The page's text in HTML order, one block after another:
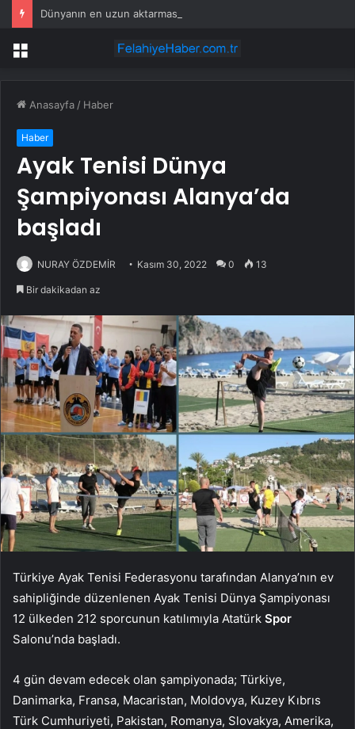
Menü
Anasayfa / Haber
Haber
Ayak Tenisi Dünya
Şampiyonası Alanya’da
başladı
NURAY ÖZDEMİR Kasım 30, 2022 0 13
Bir dakikadan az
Türkiye Ayak Tenisi Federasyonu tarafından Alanya’nın ev
sahipliğinde düzenlenen Ayak Tenisi Dünya Şampiyonası
12 ülkeden 212 sporcunun katılımıyla Atatürk Spor
Salonu’nda başladı.
4 gün devam edecek olan şampiyonada; Türkiye,
Danimarka, Fransa, Macaristan, Moldovya, Kuzey Kıbrıs
Türk Cumhuriyeti, Pakistan, Romanya, Slovakya, Amerika,